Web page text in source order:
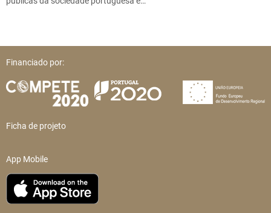
Financiado por:
Ficha de projeto
App Mobile